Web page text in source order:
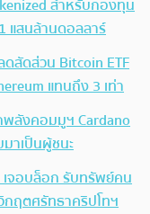
สำหรับกองทุน
แสนล้านดอลลาร์
สัดส่วน Bitcoin ETF
แทนถึง 3 เท่า
พลังคอมมูฯ Cardano
าเป็นผู้ชนะ
จอบล็อก รับทรัพย์คน
กฤตศรัทธาคริปโทฯ